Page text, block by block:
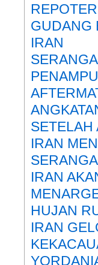
GUDANG
IRAN
SETELAH
IRAN
IRAN
HUJAN
IRAN